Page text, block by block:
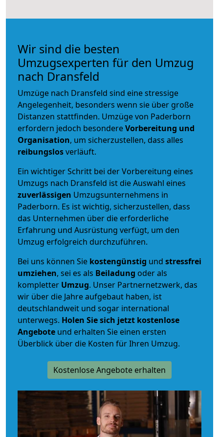
Wir sind die besten
Umzugsexperten für den Umzug
nach Dransfeld
Umzüge nach Dransfeld sind eine stressige
Angelegenheit, besonders wenn sie über große
Distanzen stattfinden. Umzüge von Paderborn
erfordern jedoch besondereVorbereitung und
Organisation, um sicherzustellen, dass alles
reibungslosverläuft.
Ein wichtiger Schritt bei der Vorbereitung eines
Umzugs nach Dransfeld ist die Auswahl eines
zuverlässigen Umzugsunternehmens in
Paderborn. Es ist wichtig, sicherzustellen, dass
das Unternehmen über die erforderliche
Erfahrung und Ausrüstung verfügt, um den
Umzug erfolgreich durchzuführen.
Bei uns können Sie kostengünstig und stressfrei
umziehen, sei es als Beiladung oder als
kompletter Umzug. Unser Partnernetzwerk, das
wir über die Jahre aufgebaut haben, ist
deutschlandweit und sogar international
unterwegs. Holen Sie sich jetzt kostenlose
Angebote und erhalten Sie einen ersten
Überblick über die Kosten für Ihren Umzug.
Kostenlose Angebote erhalten